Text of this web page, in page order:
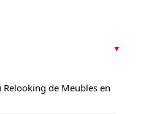
de Meubles en